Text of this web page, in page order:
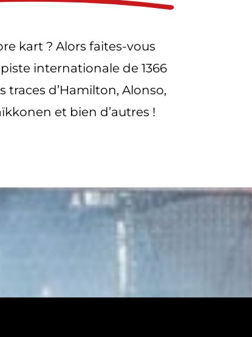
kart ? Alors faites-vous
internationale de 1366
traces d’Hamilton, Alonso,
et bien d’autres !